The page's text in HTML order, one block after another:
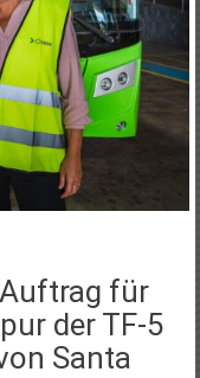
für
der TF-‌5
Santa